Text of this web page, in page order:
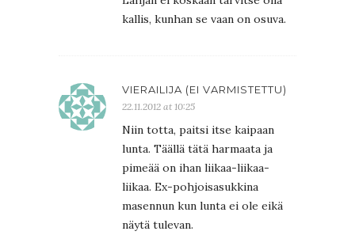
kallis, kunhan se vaan on osuva.
VIERAILIJA (EI VARMISTETTU)
22.11.2012 at 10:25
Niin totta, paitsi itse kaipaan
lunta. Täällä tätä harmaata ja
pimeää on ihan liikaa-liikaa-
liikaa. Ex-pohjoisasukkina
masennun kun lunta ei ole eikä
näytä tulevan.